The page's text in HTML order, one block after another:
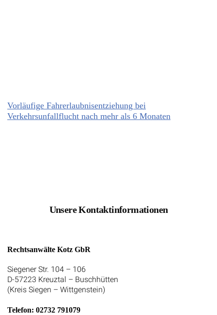
Vorläufige Fahrerlaubnisentziehung bei
Verkehrsunfallflucht nach mehr als 6 Monaten
Unsere Kontaktinformationen
Rechtsanwälte Kotz GbR
Siegener Str. 104 – 106
D-57223 Kreuztal – Buschhütten
(Kreis Siegen – Wittgenstein)
Telefon: 02732 791079